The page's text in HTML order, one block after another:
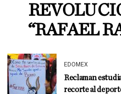
“RAFAEL
EDOMEX
Reclaman
recorte al